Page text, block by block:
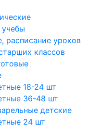
расписание уроков
классов
18-24 шт
36-48 шт
детские
24 шт